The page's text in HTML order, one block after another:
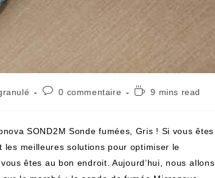
0 commentaire 9 mins read
SOND2M Sonde fumées, ‌Gris ! Si vous êtes
les meilleures solutions pour‍ optimiser le
êtes au bon endroit. Aujourd’hui, nous ⁣allons